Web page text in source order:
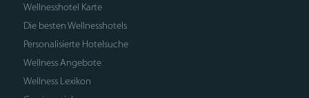
Wellnesshotel Karte
Die besten Wellnesshotels
Personalisierte Hotelsuche
Wellness Angebote
Wellness Lexikon